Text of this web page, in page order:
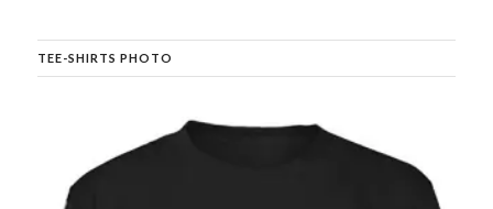
TEE-SHIRTS PHOTO